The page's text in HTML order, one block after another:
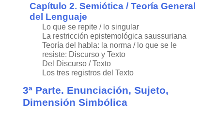
Capítulo 2. Semiótica / Teoría General
del Lenguaje
Lo que se repite / lo singular
La restricción epistemológica saussuriana
Teoría del habla: la norma / lo que se le
resiste: Discurso y Texto
Del Discurso / Texto
Los tres registros del Texto
3ª Parte. Enunciación, Sujeto,
Dimensión Simbólica